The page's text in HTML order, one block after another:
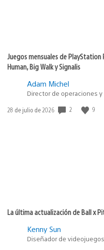
Juegos mensuales de
Human, Big Walk y Signalis
Adam Michel
Director de operaciones
Fecha
28 de julio de 2026 2 9
La última actualización de Ball x
Kenny Sun
Diseñador de